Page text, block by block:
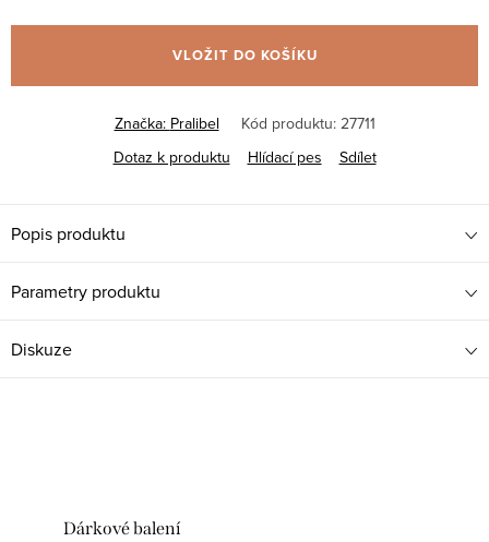
cena:
VLOŽIT DO KOŠÍKU
Značka: Pralibel Kód produktu: 27711
Dotaz k produktu
Hlídací pes Sdílet
Popis produktu
Parametry produktu
Diskuze
Dárkové balení